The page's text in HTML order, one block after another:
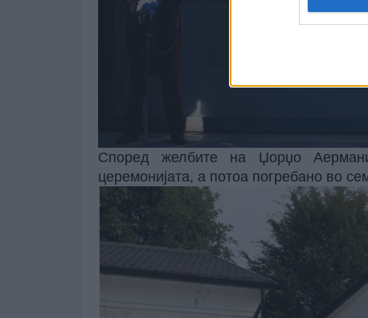
Според желбите на Џорџо
церемонијата, а потоа погребано во